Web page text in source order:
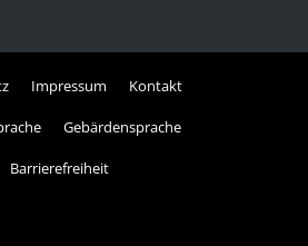
Impressum Kontakt
Gebärdensprache
Barrierefreiheit